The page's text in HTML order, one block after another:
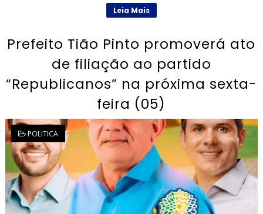
Leia Mais
Prefeito Tião Pinto promoverá ato
de filiação ao partido
“Republicanos” na próxima sexta-
feira (05)
POLITICA